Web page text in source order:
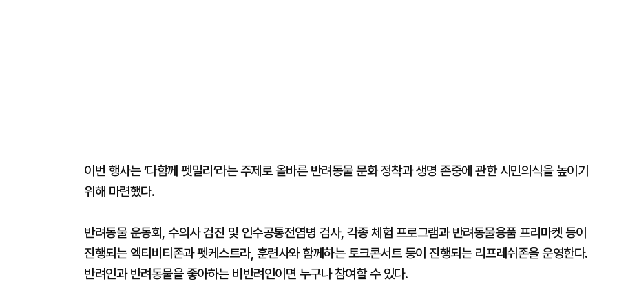
이번 행사는 ‘다함께 펫밀리’라는 주제로 올바른 반려동물 문화 정착과 생명 존중에 관한 시민의식을 높이기
위해 마련했다.
반려동물 운동회, 수의사 검진 및 인수공통전염병 검사, 각종 체험 프로그램과 반려동물용품 프리마켓 등이
진행되는 엑티비티존과 펫케스트라, 훈련사와 함께하는 토크콘서트 등이 진행되는 리프레쉬존을 운영한다.
반려인과 반려동물을 좋아하는 비반려인이면 누구나 참여할 수 있다.